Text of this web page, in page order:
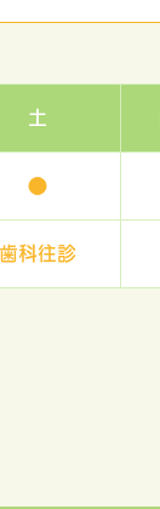
土
●
歯科往診